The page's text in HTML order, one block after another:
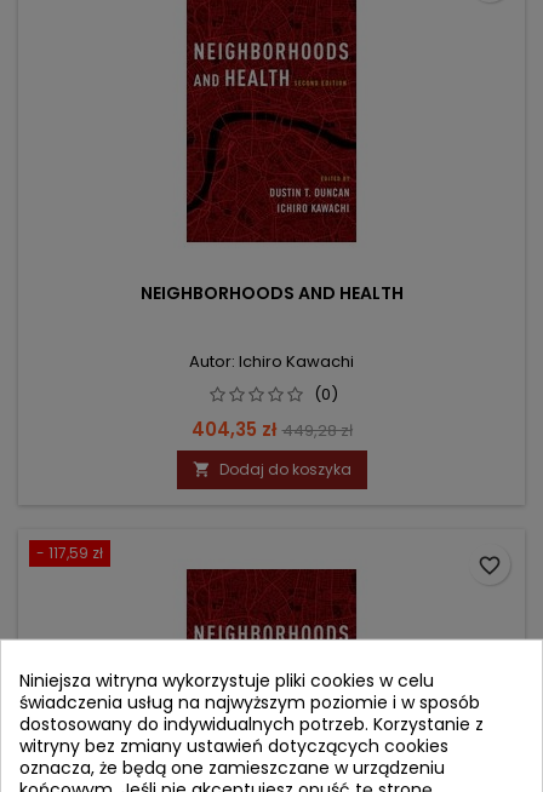
NEIGHBORHOODS AND HEALTH
Autor: Ichiro Kawachi
(0)
Cena
404,35 zł Cena
podstawowa
449,28 zł
 Dodaj do koszyka
- 117,59 zł
favorite_border
Niniejsza witryna wykorzystuje pliki cookies w celu
świadczenia usług na najwyższym poziomie i w sposób
dostosowany do indywidualnych potrzeb. Korzystanie z
witryny bez zmiany ustawień dotyczących cookies
oznacza, że będą one zamieszczane w urządzeniu